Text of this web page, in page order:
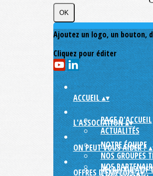
OK
Ajoutez un logo, un bouton,
Cliquez pour éditer
ACCUEIL▴▾
PAGE D'ACCUEIL
ACTUALITÉS
L'ASSOCIATION▴▾
NOTRE ÉQUIPE
NOS GROUPES
NOS
ON PEUT VOUS AIDER ?▴
RÉCAPITULATIF
OFFRES D'EMPLOIS▴▾